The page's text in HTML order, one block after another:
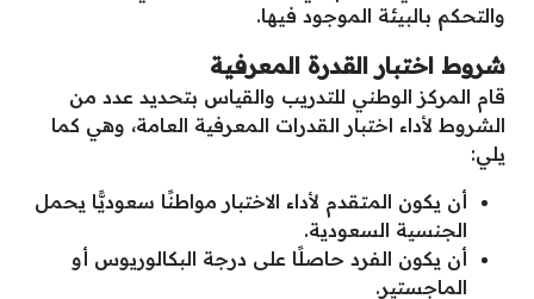
والتحكم بالبيئة الموجود فيها.
شروط اختبار القدرة المعرفية
قام المركز الوطني للتدريب والقياس بتحديد عدد من
الشروط لأداء اختبار القدرات المعرفية العامة، وهي كما
يلي:
أن يكون المتقدم لأداء الاختبار مواطنًا سعوديًّا يحمل
الجنسية السعودية.
أن يكون الفرد حاصلًا على درجة البكالوريوس أو
الماجستير.